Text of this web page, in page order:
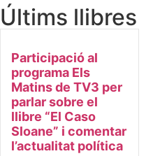
Últims llibres
Participació al
programa Els
Matins de TV3 per
parlar sobre el
llibre “El Caso
Sloane” i comentar
l’actualitat política